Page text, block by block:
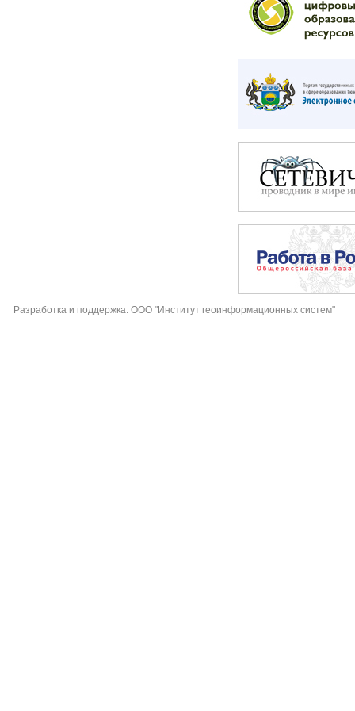
Разработка и поддержка: ООО "Институт геоинформационных систем"